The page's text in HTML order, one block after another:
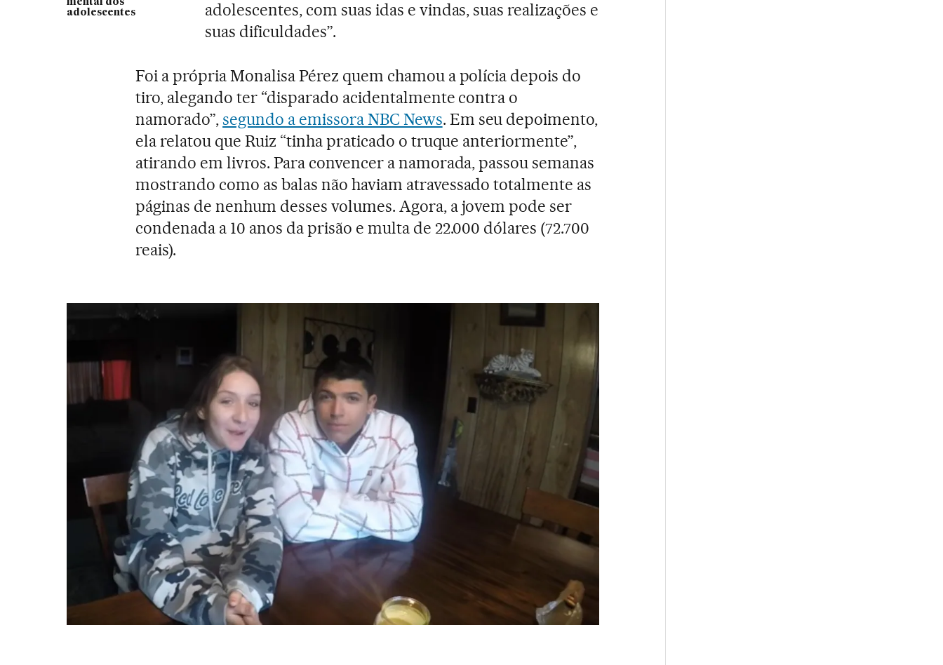
adolescentes
adolescentes, com suas idas e vindas, suas realizações e
suas dificuldades”.
Foi a própria Monalisa Pérez quem chamou a polícia depois do
tiro, alegando ter “disparado acidentalmente contra o
namorado”,segundo a emissora NBC News. Em seu depoimento,
ela relatou que Ruiz “tinha praticado o truque anteriormente”,
atirando em livros. Para convencer a namorada, passou semanas
mostrando como as balas não haviam atravessado totalmente as
páginas de nenhum desses volumes. Agora, a jovem pode ser
condenada a 10 anos da prisão e multa de 22.000 dólares (72.700
reais).